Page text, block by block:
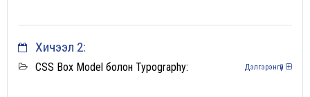
үйл ажиллагаан дээр ажиллах боломжтой. JavaScript
программчлалын функциональ болон OOP арга барилтай
Хичээл 2:
CSS Box Model болон Typography: Дэлгэрэнгүй